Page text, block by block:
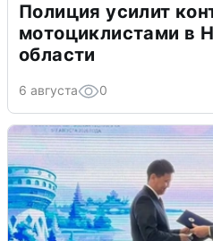
Полиция усилит
мотоциклистами в
области
6 августа 0